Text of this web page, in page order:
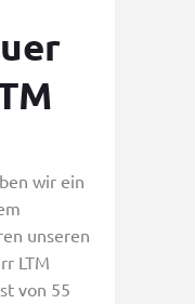
wir ein
unseren
LTM
von 55